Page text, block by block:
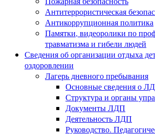
Антитеррористическая
Антикоррупционная политика
Памятки, видеоролики по
травматизма и гибели людей
Сведения об организации отдыха
оздоровлении
Лагерь дневного пребывания
Основные сведения о
Структура и органы
Документы ЛДП
Деятельность ЛДП
Руководство.